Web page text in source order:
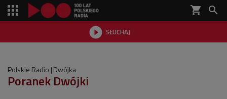
shopping_cart 
 SŁUCHAJ

Polskie Radio Dwójka
Poranek Dwójki